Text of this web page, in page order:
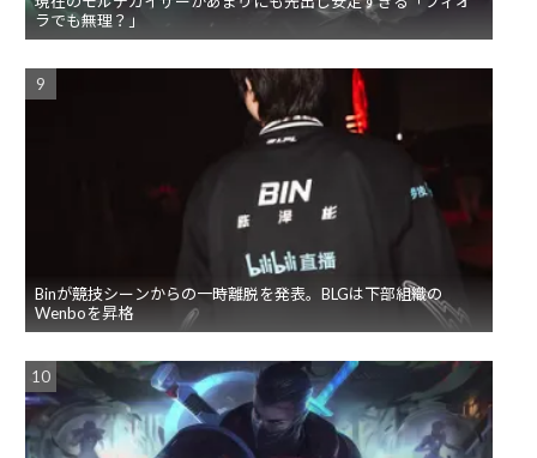
ラでも無理？」
Binが競技シーンからの一時離脱を発表。BLGは下部組織の
Wenboを昇格